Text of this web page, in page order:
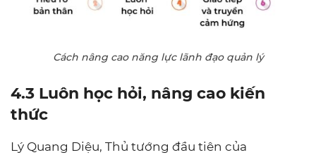
Cách nâng cao năng lực lãnh đạo quản lý
4.3 Luôn học hỏi, nâng cao kiến
thức
Lý Quang Diệu, Thủ tướng đầu tiên của